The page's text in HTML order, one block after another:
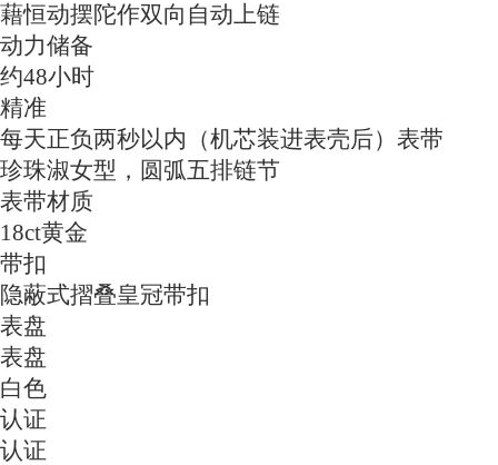
藉恒动摆陀作双向自动上链
动力储备
约48小时
精准
每天正负两秒以内（机芯装进表壳后）表带
珍珠淑女型，圆弧五排链节
表带材质
18ct黄金
带扣
隐蔽式摺叠皇冠带扣
表盘
表盘
白色
认证
认证